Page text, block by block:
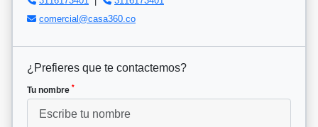
comercial@casa360.co
¿Prefieres que te contactemos?
Tu nombre *